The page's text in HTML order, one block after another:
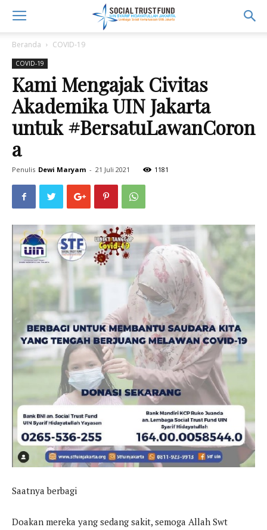
Beranda COVID-19
COVID-19
Kami Mengajak Civitas
Akademika UIN Jakarta
untuk #BersatuLawanCoron
a
Penulis Dewi Maryam - 21 Juli 2021 1181
Saatnya berbagi
Doakan mereka yang sedang sakit, semoga Allah Swt